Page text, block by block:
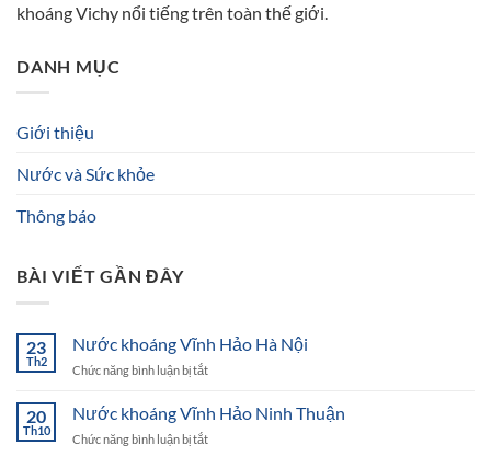
khoáng Vichy nổi tiếng trên toàn thế giới.
DANH MỤC
Giới thiệu
Nước và Sức khỏe
Thông báo
BÀI VIẾT GẦN ĐÂY
23
Th2
Nước khoáng Vĩnh Hảo Hà Nội
Chức năng bình luận bị tắtở
khoáng
Vĩnh
Hảo
20
Th10
Nước khoáng Vĩnh Hảo Ninh Thuận
Chức năng bình luận bị tắtở